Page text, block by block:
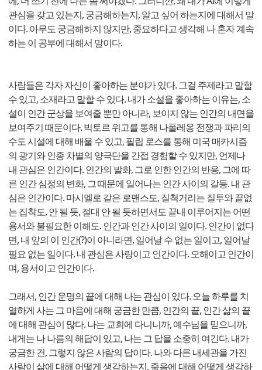
관심을 갖고 있는지, 궁금해하는지, 알고 싶어 하는지에 대해서 말
이다. 아무도 궁금해하지 않지만, 중요하다고 생각해 나 혼자 계속
하는 이 공부에 대해서 말이다.
사람들은 각자 자신이 좋아하는 분야가 있다. 그걸 주제라고 말할
수 있고, 소재라고 말할 수 있다. 내가 소설을 좋아하는 이유는, 소
설이 인간 군상을 보여줄 뿐만 아니라, 보이지 않는 인간의 내면을
보여주기 때문이다. 빅토르 위고를 통해 나폴레옹 전쟁과 파리의
수도 시설에 대해 배울 수 있고, 필립 로스를 통해 미국 매카시즘
의 광기와 인종 차별의 양극단을 간접 경험할 수 있지만, 언제나
내 관심은 인간이다. 인간의 발화, 그로 인한 인간의 반응, 그에 따
른 인간 심정의 변화, 그 때문에 일어나는 인간 사이의 갈등. 내 관
심은 인간이다. 마시멜로 같은 로맨스도, 질척거리는 질투와 끝없
는 집착도, 안 될 듯, 절대 안 될 듯하면서도 끝내 이루어지는 어떤
용서와 불필요한 이해도. 인간과 인간 사이의 일이다. 인간이 없다
면, 내 앞의 이 인간(?)이 아니라면, 일어날 수 없는 일이고, 일어날
필요 없는 일이다. 내 관심은 사랑이고 인간이다. 오해이고 인간이
며, 용서이고 인간이다.
그래서, 인간 운명의 끝에 대해 나는 관심이 있다. 오늘 하루를 치
열하게 사는 그 마음에 대해 궁금한 만큼, 인간의 끝, 인간 삶의 끝
에 대해 관심이 많다. 나는 교회에 다니니까, 예수님을 믿으니까,
내게는 나 나름의 해답이 있고, 나는 그 답을 소중히 여긴다. 내가
궁금한 건, 그렇지 않은 사람의 답이다. 나와 다른 내세관을 가진
사람이 삶에 대해 어떻게 생각하는지, 죽음에 대해 어떻게 생각하